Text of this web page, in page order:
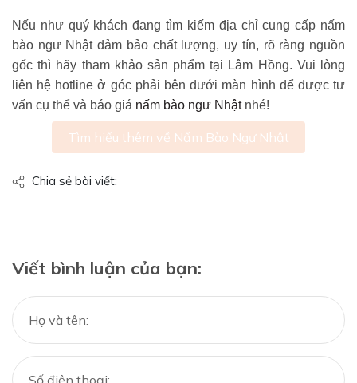
Nếu như quý khách đang tìm kiếm địa chỉ cung cấp nấm
bào ngư Nhật đảm bảo chất lượng, uy tín, rõ ràng nguồn
gốc thì hãy tham khảo sản phẩm tại Lâm Hồng. Vui lòng
liên hệ hotline ở góc phải bên dưới màn hình để được tư
vấn cụ thể và báo giá nấm bào ngư Nhậtnhé!
Tìm hiểu thêm về Nấm Bào Ngư Nhật
Chia sẻ bài viết:
Viết bình luận của bạn: